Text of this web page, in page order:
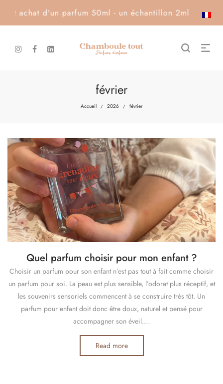
d'un parfum 50ml - un échantillon 2ml offert ·
février
Accueil / 2026 / février
Quel parfum choisir pour mon enfant ?
Choisir un parfum pour son enfant n’est pas tout à fait comme choisir
un parfum pour soi. La peau est plus sensible, l’odorat plus réceptif, et
les souvenirs sensoriels commencent à se construire très tôt. Un
parfum pour enfant doit donc être doux, naturel et pensé pour
accompagner son éveil.…
Read more